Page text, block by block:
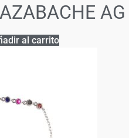
AG
al carrito